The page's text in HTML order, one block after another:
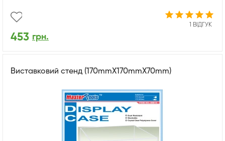
1 ВІДГУК
453 грн.
Виставковий стенд (170mmX170mmX70mm)